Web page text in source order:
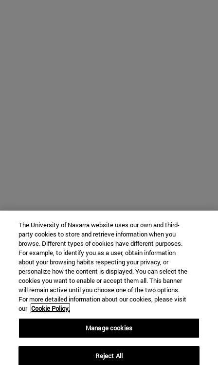
The University of Navarra website uses our own and third-
party cookies to store and retrieve information when you
browse. Different types of cookies have different purposes.
For example, to identify you as a user, obtain information
about your browsing habits respecting your privacy, or
personalize how the content is displayed. You can select the
cookies you want to enable or accept them all. This banner
will remain active until you choose one of the two options.
For more detailed information about our cookies, please visit
our Cookie Policy.
Manage cookies
Reject All